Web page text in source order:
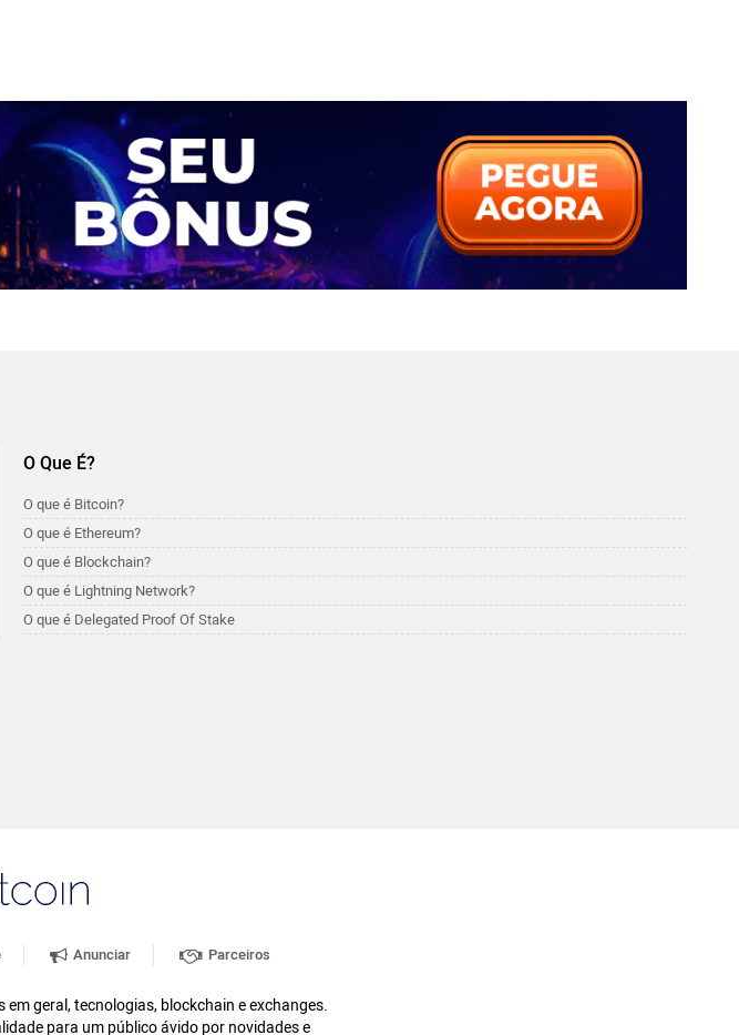
O Que É?
O que é Bitcoin?
O que é Ethereum?
O que é Blockchain?
O que é Lightning Network?
O que é Delegated Proof Of Stake
Anunciar Parceiros
geral, tecnologias, blockchain e exchanges.
para um público ávido por novidades e